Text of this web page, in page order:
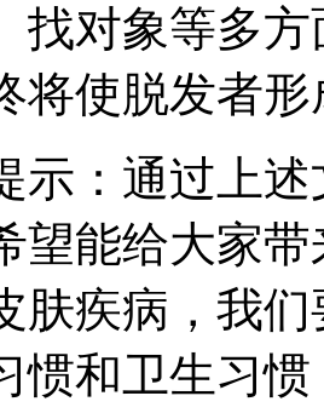
找对象等多
将使脱发者
：通过上述
望能给大家
肤疾病，我
惯和卫生习